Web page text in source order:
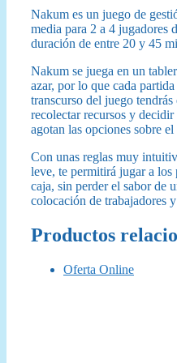
Nakum es un juego de
media para 2 a 4 jugadores
duración de entre 20 y 45
Nakum se juega en un
azar, por lo que cada
transcurso del juego
recolectar recursos y decidir
agotan las opciones sobre el
Con unas reglas muy
leve, te permitirá jugar a los
caja, sin perder el sabor de
colocación de trabajadores
Productos
Oferta Online